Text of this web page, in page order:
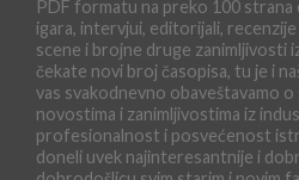
PDF formatu na preko 100 strana
igara, intervjui, editorijali,
scene i brojne druge zanimljivosti
čekate novi broj časopisa, tu je i
vas svakodnevno obaveštavamo
novostima i zanimljivostima iz
profesionalnost i posvećenost
doneli uvek najinteresantnije i